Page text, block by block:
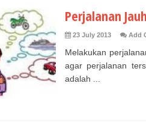
Perjalanan
23 July 2013 Add
Melakukan
agar perjalanan
adalah ...